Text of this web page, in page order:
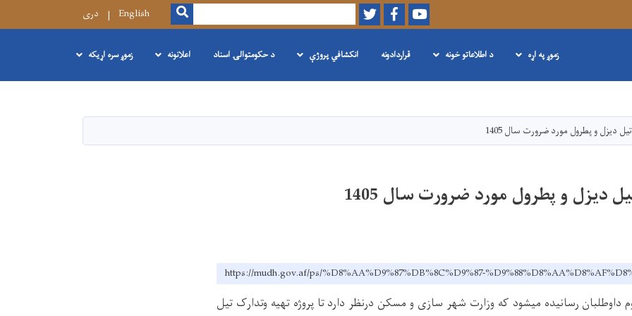
Youtube
Facebook
Twitter
لټون SEARCH
English دری
زموږ په اړه د اطلاعاتو خونه قراردادونه انکشافي پروژې د حکومتوالۍ اسناد اعلانونه زموږ سره اړیکه
دیزل و پطرول مورد ضرورت سال 1405
دیزل و پطرول مورد ضرورت سال 1405
https://mudh.gov.af/ps/%D8%AA%D9%87%DB%8C%D9%87-
داوطلبان رسانیده میشود که وزارت شهر سازی و مسکن درنظر دارد تا پروژه تهیه وتدارک تیل